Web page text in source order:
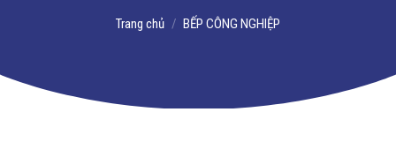
Trang chủ / BẾP CÔNG NGHIỆP